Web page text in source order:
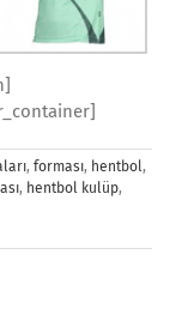
, forması, hentbol,
, hentbol kulüp,